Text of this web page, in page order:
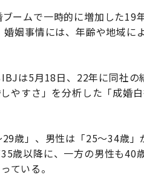
ームで一時的に増加した19
姻事情には、年齢や地域に
は5月18日、22年に同社の
やすさ」を分析した「成婚
歳」、男性は「25～34歳」
歳以降に、一方の男性も40
なっている。